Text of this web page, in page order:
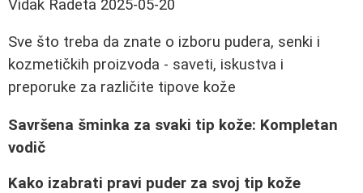
Vidak Radeta 2025-05-20
Sve što treba da znate o izboru pudera, senki i
kozmetičkih proizvoda - saveti, iskustva i
preporuke za različite tipove kože
Savršena šminka za svaki tip kože: Kompletan
vodič
Kako izabrati pravi puder za svoj tip kože